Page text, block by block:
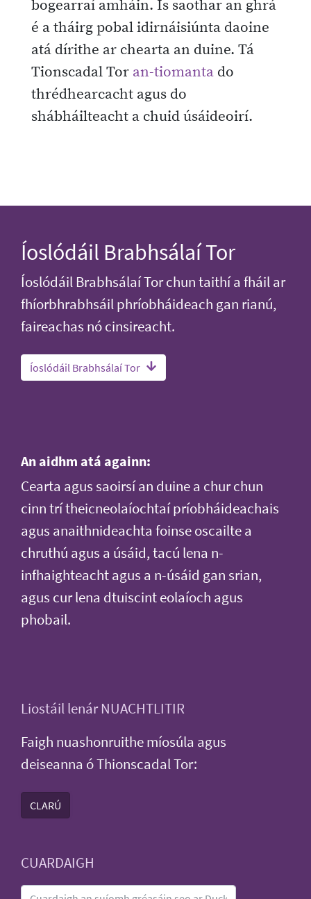
bogearraí amháin. Is saothar an ghrá
é a tháirg pobal idirnáisiúnta daoine
atá dírithe ar chearta an duine. Tá
Tionscadal Tor an-tiomanta do
thrédhearcacht agus do
shábháilteacht a chuid úsáideoirí.
Íoslódáil Brabhsálaí Tor
Íoslódáil Brabhsálaí Tor chun taithí a fháil ar
fhíorbhrabhsáil phríobháideach gan rianú,
faireachas nó cinsireacht.
Íoslódáil Brabhsálaí Tor
An aidhm atá againn:
Cearta agus saoirsí an duine a chur chun
cinn trí theicneolaíochtaí príobháideachais
agus anaithnideachta foinse oscailte a
chruthú agus a úsáid, tacú lena n-
infhaighteacht agus a n-úsáid gan srian,
agus cur lena dtuiscint eolaíoch agus
phobail.
Liostáil lenár NUACHTLITIR
Faigh nuashonruithe míosúla agus
deiseanna ó Thionscadal Tor:
CLARÚ
CUARDAIGH